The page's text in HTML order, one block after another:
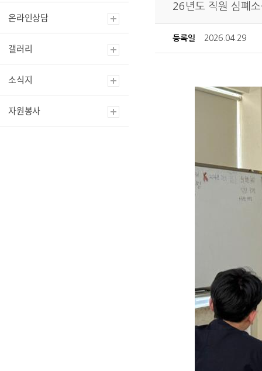
온라인상담
갤러리
소식지
자원봉사
26년도 직원 심폐
등록일 2026.04.29